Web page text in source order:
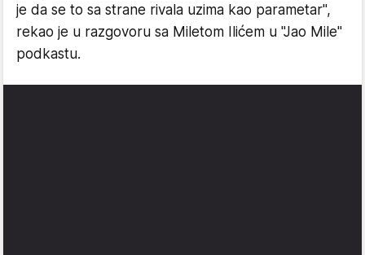
je da se to sa strane rivala uzima kao parametar",
rekao je u razgovoru sa Miletom Ilićem u "Jao Mile"
podkastu.